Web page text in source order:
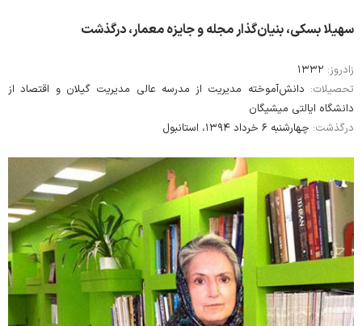
سهيلا بسكی، بنیان‌گذار مجله و جایزه معمار، درگذشت
زادروز:
تحصیلات: دانش‌آموخته مدیریت از مدرسه عالی مدیریت گیلان و اقتصاد از
دانشگاه ایالتی میشیگان
درگذشت: چهارشنبه ۶ خرداد ۱۳۹۴، استانبول